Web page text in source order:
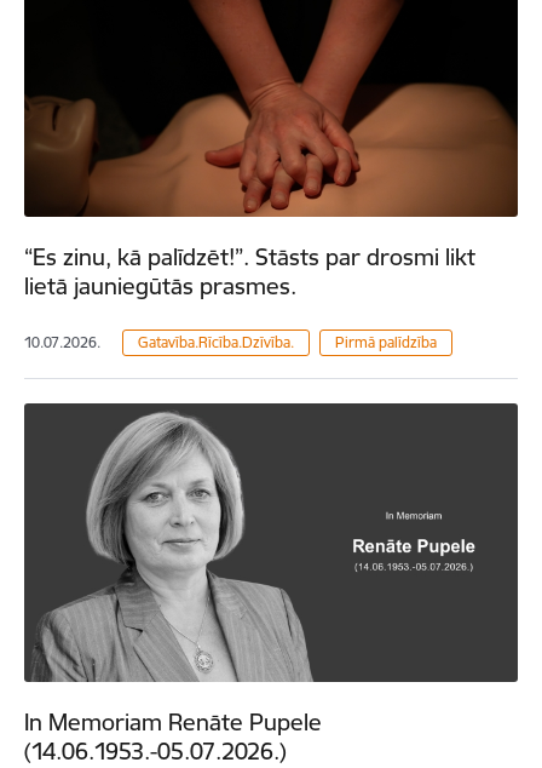
“Es zinu, kā palīdzēt!”. Stāsts par drosmi likt
lietā jauniegūtās prasmes.
10.07.2026. Gatavība.Rīcība.Dzīvība. Pirmā palīdzība
In Memoriam Renāte Pupele
(14.06.1953.-05.07.2026.)